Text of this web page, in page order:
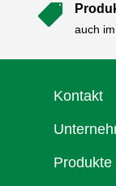

auch
Kontakt
Produkte